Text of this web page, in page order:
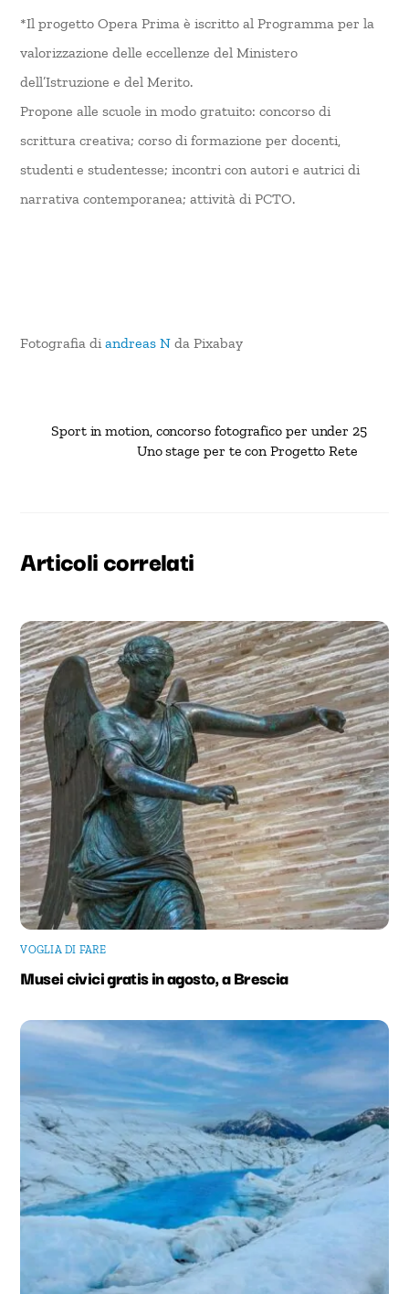
*Il progetto Opera Prima è iscritto al Programma per la
valorizzazione delle eccellenze del Ministero
dell’Istruzione e del Merito.
Propone alle scuole in modo gratuito: concorso di
scrittura creativa; corso di formazione per docenti,
studenti e studentesse; incontri con autori e autrici di
narrativa contemporanea; attività di PCTO.
Fotografia diandreas N da Pixabay
Sport in motion, concorso fotografico per under 25
Uno stage per te con Progetto Rete
VOGLIA DI FARE
Musei civici gratis in agosto, a Brescia